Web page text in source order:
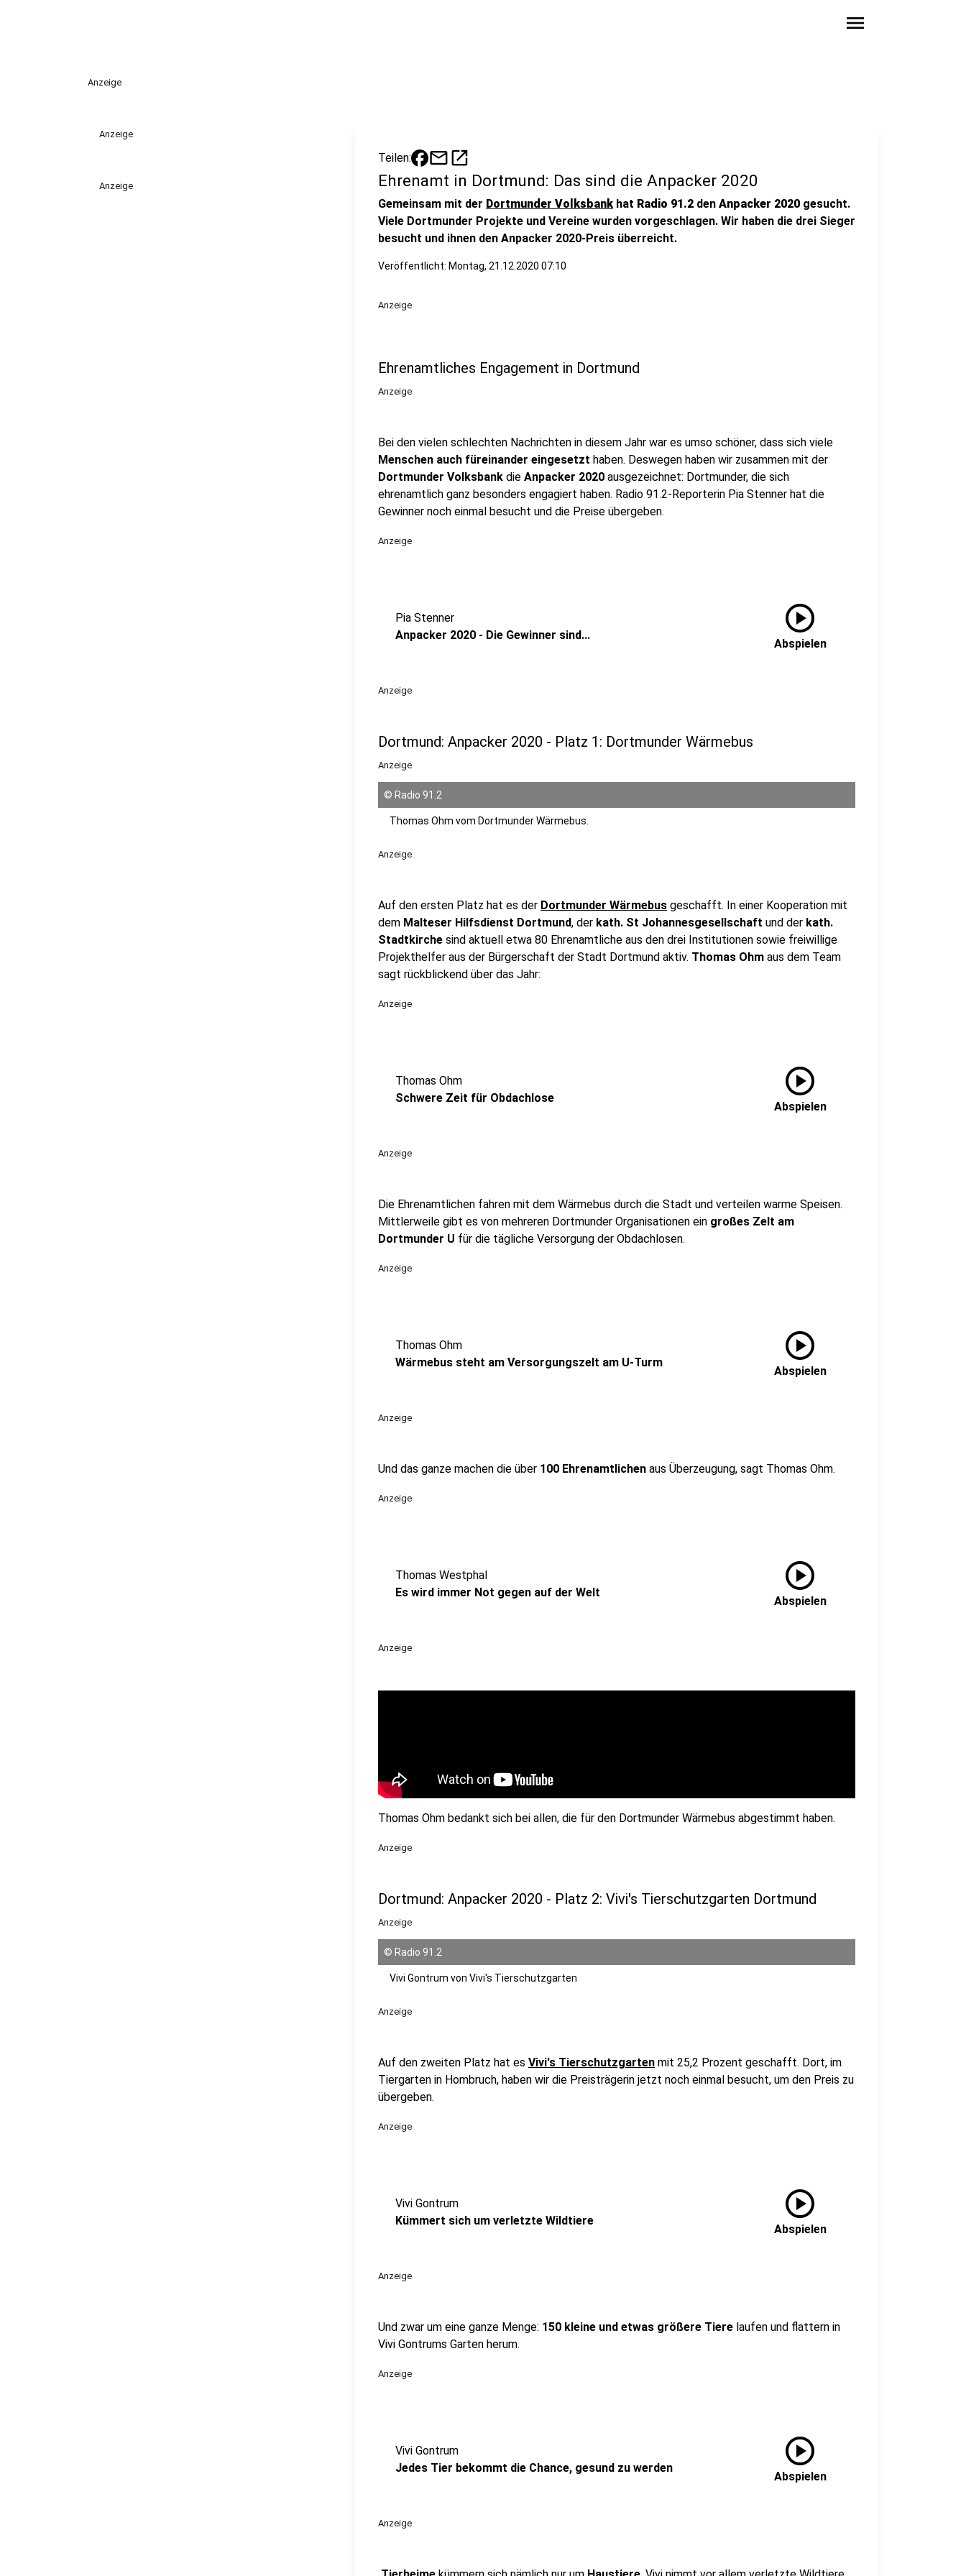
menu
Anzeige
Anzeige
Anzeige
Teilen: mailopen_in_new
Ehrenamt in Dortmund: Das sind die Anpacker 2020
Gemeinsam mit der Dortmunder Volksbank hat Radio 91.2 den Anpacker 2020 gesucht.
Viele Dortmunder Projekte und Vereine wurden vorgeschlagen. Wir haben die drei Sieger
besucht und ihnen den Anpacker 2020-Preis überreicht.
Veröffentlicht: Montag, 21.12.2020 07:10
Anzeige
Ehrenamtliches Engagement in Dortmund
Anzeige
Bei den vielen schlechten Nachrichten in diesem Jahr war es umso schöner, dass sich viele
Menschen auch füreinander eingesetzt haben. Deswegen haben wir zusammen mit der
Dortmunder Volksbank die Anpacker 2020 ausgezeichnet: Dortmunder, die sich
ehrenamtlich ganz besonders engagiert haben. Radio 91.2-Reporterin Pia Stenner hat die
Gewinner noch einmal besucht und die Preise übergeben.
Anzeige
Pia Stenner
Anpacker 2020 - Die Gewinner sind...
play_circle
Abspielen
Anzeige
Dortmund: Anpacker 2020 - Platz 1: Dortmunder Wärmebus
Anzeige
© Radio 91.2
Thomas Ohm vom Dortmunder Wärmebus.
Anzeige
Auf den ersten Platz hat es der Dortmunder Wärmebus geschafft. In einer Kooperation mit
dem Malteser Hilfsdienst Dortmund, der kath. St Johannesgesellschaft und der kath.
Stadtkirche sind aktuell etwa 80 Ehrenamtliche aus den drei Institutionen sowie freiwillige
Projekthelfer aus der Bürgerschaft der Stadt Dortmund aktiv. Thomas Ohm aus dem Team
sagt rückblickend über das Jahr:
Anzeige
Thomas Ohm
Schwere Zeit für Obdachlose
play_circle
Abspielen
Anzeige
Die Ehrenamtlichen fahren mit dem Wärmebus durch die Stadt und verteilen warme Speisen.
Mittlerweile gibt es von mehreren Dortmunder Organisationen ein großes Zelt am
Dortmunder U für die tägliche Versorgung der Obdachlosen.
Anzeige
Thomas Ohm
Wärmebus steht am Versorgungszelt am U-Turm
play_circle
Abspielen
Anzeige
Und das ganze machen die über 100 Ehrenamtlichen aus Überzeugung, sagt Thomas Ohm.
Anzeige
Thomas Westphal
Es wird immer Not gegen auf der Welt
play_circle
Abspielen
Anzeige
Thomas Ohm bedankt sich bei allen, die für den Dortmunder Wärmebus abgestimmt haben.
Anzeige
Dortmund: Anpacker 2020 - Platz 2: Vivi's Tierschutzgarten Dortmund
Anzeige
© Radio 91.2
Vivi Gontrum von Vivi's Tierschutzgarten
Anzeige
Auf den zweiten Platz hat es Vivi's Tierschutzgarten mit 25,2 Prozent geschafft. Dort, im
Tiergarten in Hombruch, haben wir die Preisträgerin jetzt noch einmal besucht, um den Preis zu
übergeben.
Anzeige
Vivi Gontrum
Kümmert sich um verletzte Wildtiere
play_circle
Abspielen
Anzeige
Und zwar um eine ganze Menge: 150 kleine und etwas größere Tiere laufen und flattern in
Vivi Gontrums Garten herum.
Anzeige
Vivi Gontrum
Jedes Tier bekommt die Chance, gesund zu werden
play_circle
Abspielen
Anzeige